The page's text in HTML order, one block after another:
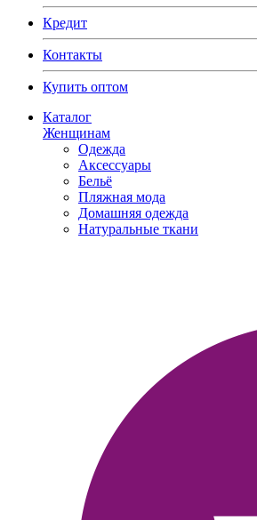
Кредит
Контакты
Купить оптом
Каталог
Женщинам
Одежда
Аксессуары
Бельё
Пляжная мода
Домашняя одежда
Натуральные ткани